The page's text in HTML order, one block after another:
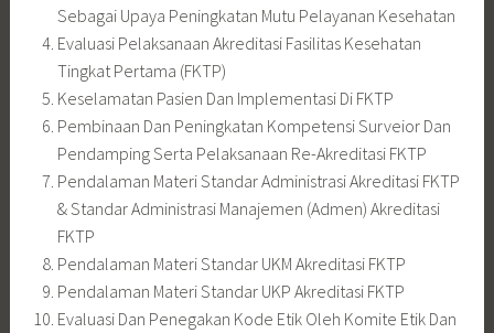
Sebagai Upaya Peningkatan Mutu Pelayanan Kesehatan
Evaluasi Pelaksanaan Akreditasi Fasilitas Kesehatan
Tingkat Pertama (FKTP)
Keselamatan Pasien Dan Implementasi Di FKTP
Pembinaan Dan Peningkatan Kompetensi Surveior Dan
Pendamping Serta Pelaksanaan Re-Akreditasi FKTP
Pendalaman Materi Standar Administrasi Akreditasi FKTP
& Standar Administrasi Manajemen (Admen) Akreditasi
FKTP
Pendalaman Materi Standar UKM Akreditasi FKTP
Pendalaman Materi Standar UKP Akreditasi FKTP
Evaluasi Dan Penegakan Kode Etik Oleh Komite Etik Dan